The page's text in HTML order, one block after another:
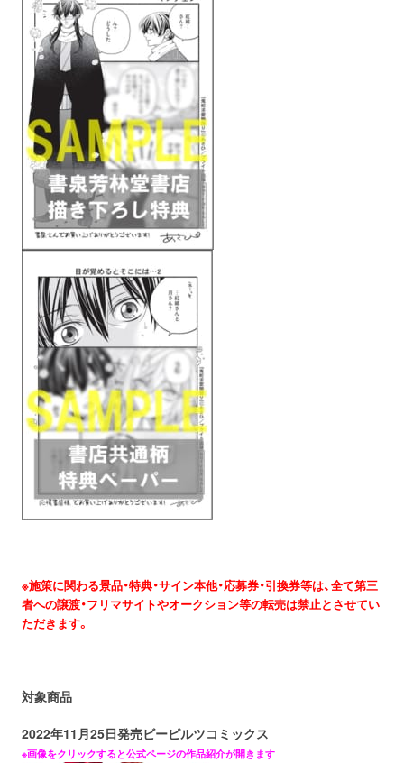
※施策に関わる景品・特典・サイン本他・応募券・引換券等は、全て第三
者への譲渡・フリマサイトやオークション等の転売は禁止とさせてい
ただきます。
対象商品
2022年11月25日発売ビーピルツコミックス
※画像をクリックすると公式ページの作品紹介が開きます